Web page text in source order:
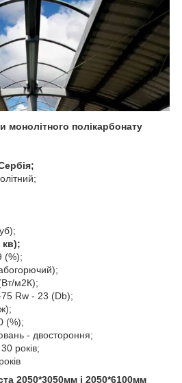
монолітного полікарбонату
кв);
(%);
м2К);
Rw - 23 (Db);
(%);
- двостороння;
років;
2050*3050мм і 2050*6100мм